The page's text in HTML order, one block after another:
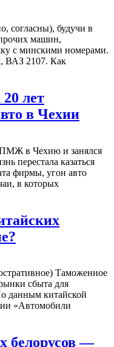
согласны), будучи в
машин,
с минскими номерами.
ВАЗ 2107. Как
лет
в Чехии
ПМЖ в Чехию и занялся
перестала казаться
фирмы, угон авто
в которых
Таможенное
сбыта для
данным китайской
«Автомобили
белорусов —